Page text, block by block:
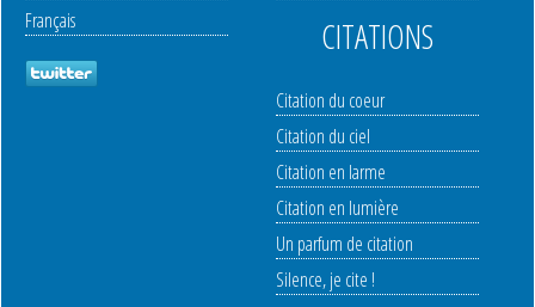
Français
CITATIONS
Citation du coeur
Citation du ciel
Citation en larme
Citation en lumière
Un parfum de citation
Silence, je cite !